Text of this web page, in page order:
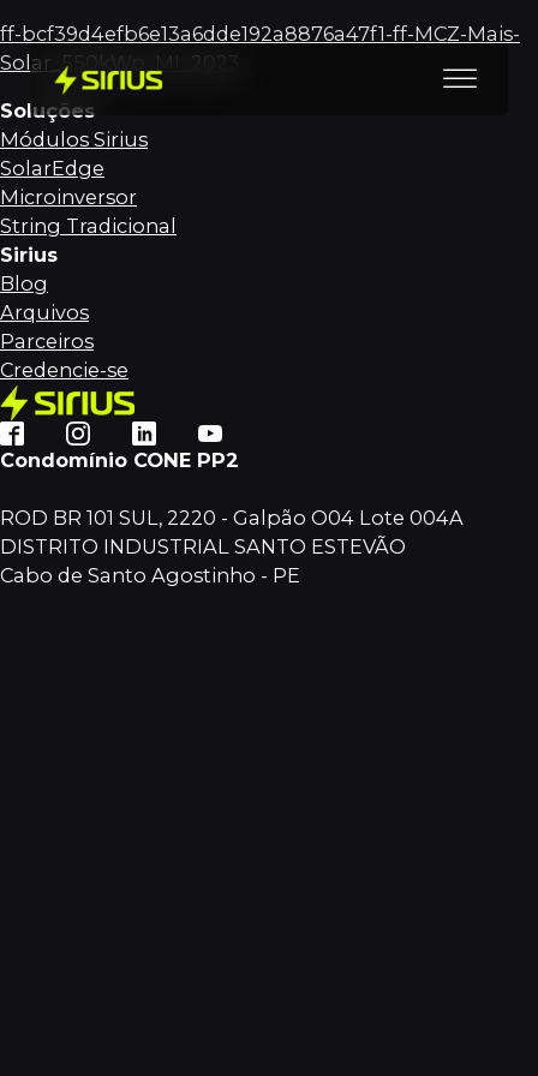
ff-bcf39d4efb6e13a6dde192a8876a47f1-ff-MCZ-Mais-
Solar_550kWp_MI_2023
Condomínio CONE PP2
ROD BR 101 SUL, 2220 - Galpão O04 Lote 004A
DISTRITO INDUSTRIAL SANTO ESTEVÃO
Cabo de Santo Agostinho - PE
Sirius
Blog
Arquivos
Parceiros
Credencie-se
Soluções
Módulos Sirius
SolarEdge
Microinversor
String Tradicional